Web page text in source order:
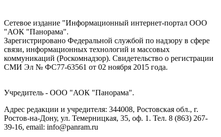
Сетевое издание "Информационный интернет-портал ООО
"АОК "Панорама".
Зарегистрировано Федеральной службой по надзору в сфере
связи, информационных технологий и массовых
коммуникаций (Роскомнадзор). Cвидетельство о регистрации
СМИ Эл № ФС77-63561 от 02 ноября 2015 года.
Учредитель - ООО "АОК "Панорама".
Адрес редакции и учредителя: 344008, Ростовская обл., г.
Ростов-на-Дону, ул. Темерницкая, 35, оф. 1. Тел. 8 (863) 267-
39-16, email: info@panram.ru